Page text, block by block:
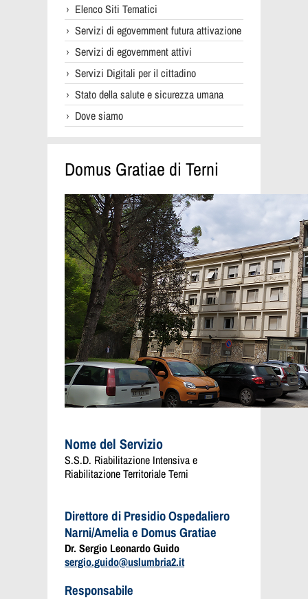
Elenco Siti Tematici
Servizi di egovernment futura attivazione
Servizi di egovernment attivi
Servizi Digitali per il cittadino
Stato della salute e sicurezza umana
Dove siamo
Domus Gratiae di Terni
Nome del Servizio
S.S.D. Riabilitazione Intensiva e
Riabilitazione Territoriale Terni
Direttore di Presidio Ospedaliero
Narni/Amelia e Domus Gratiae
Dr. Sergio Leonardo Guido
sergio.guido@uslumbria2.it
Responsabile